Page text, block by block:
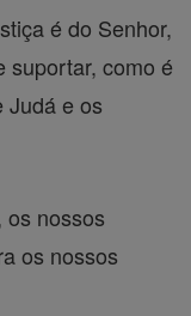
é do Senhor,
suportar, como é
Judá e os
os nossos
os nossos